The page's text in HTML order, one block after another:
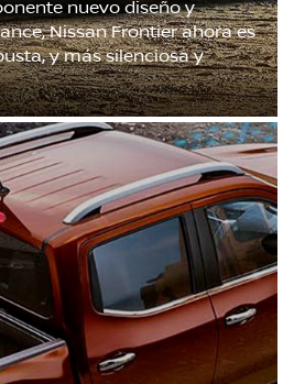
nuevo diseño y
Nissan Frontier ahora es
y más silenciosa y